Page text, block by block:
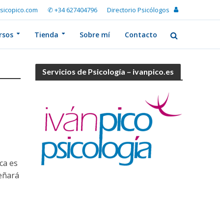
✆ +34 627404796 Directorio Psicólogos
Tienda Sobre mí Contacto
es
Servicios de Psicología – ivanpico.es